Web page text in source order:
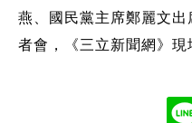
燕、國民黨主席鄭麗文
者會，《三立新聞網》現